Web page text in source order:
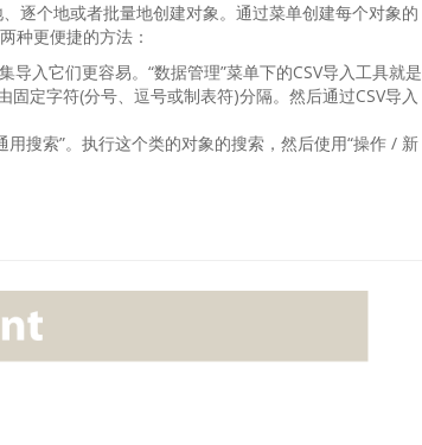
逐个地或者批量地创建对象。通过菜单创建每个对象的
种更便捷的方法：
入它们更容易。“数据管理”菜单下的CSV导入工具就是
定字符(分号、逗号或制表符)分隔。然后通过CSV导入
搜索”。执行这个类的对象的搜索，然后使用“操作 / 新